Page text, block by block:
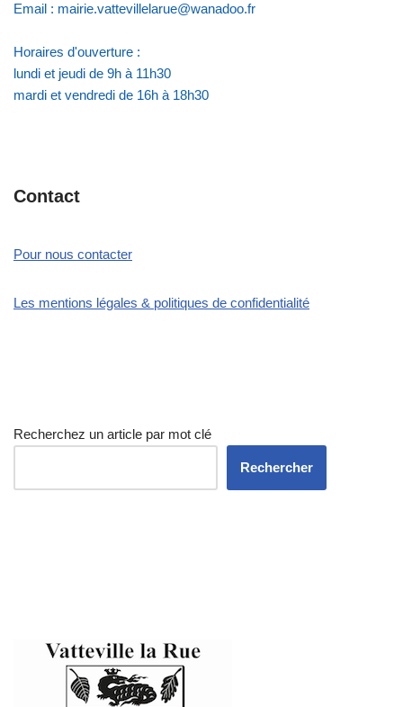
Email : mairie.vattevillelarue@wanadoo.fr
Horaires d'ouverture :
lundi et jeudi de 9h à 11h30
mardi et vendredi de 16h à 18h30
Contact
Pour nous contacter
Les mentions légales & politiques de confidentialité
Recherchez un article par mot clé
Rechercher